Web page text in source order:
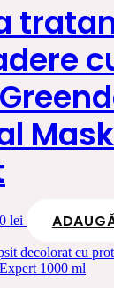
lei Prețul
este:
120.00 lei.